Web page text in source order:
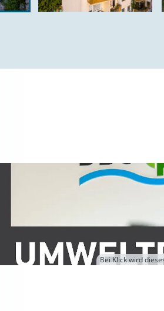
Bei Klick wird